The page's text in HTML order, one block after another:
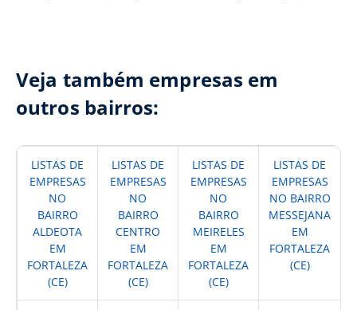
Veja também empresas em
outros bairros:
LISTAS DE
EMPRESAS
NO
BAIRRO
ALDEOTA
EM
FORTALEZA
(CE)
LISTAS DE
EMPRESAS
NO
BAIRRO
CENTRO
EM
FORTALEZA
(CE)
LISTAS DE
EMPRESAS
NO
BAIRRO
MEIRELES
EM
FORTALEZA
(CE)
LISTAS DE
EMPRESAS
NO BAIRRO
MESSEJANA
EM
FORTALEZA
(CE)